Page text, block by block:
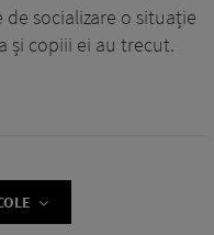
socializare o situație
și copiii ei au trecut.